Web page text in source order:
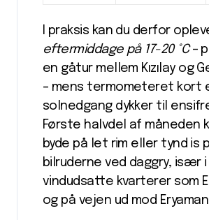
I praksis kan du derfor
eftermiddage på 17-20 °C–
en gåtur mellem Kızılay og
– mens termometeret kort
solnedgang dykker til
Første halvdel af måneden
byde på let rim eller tynd is
bilruderne ved daggry, især i
vindudsatte kvarterer som
og på vejen ud mod